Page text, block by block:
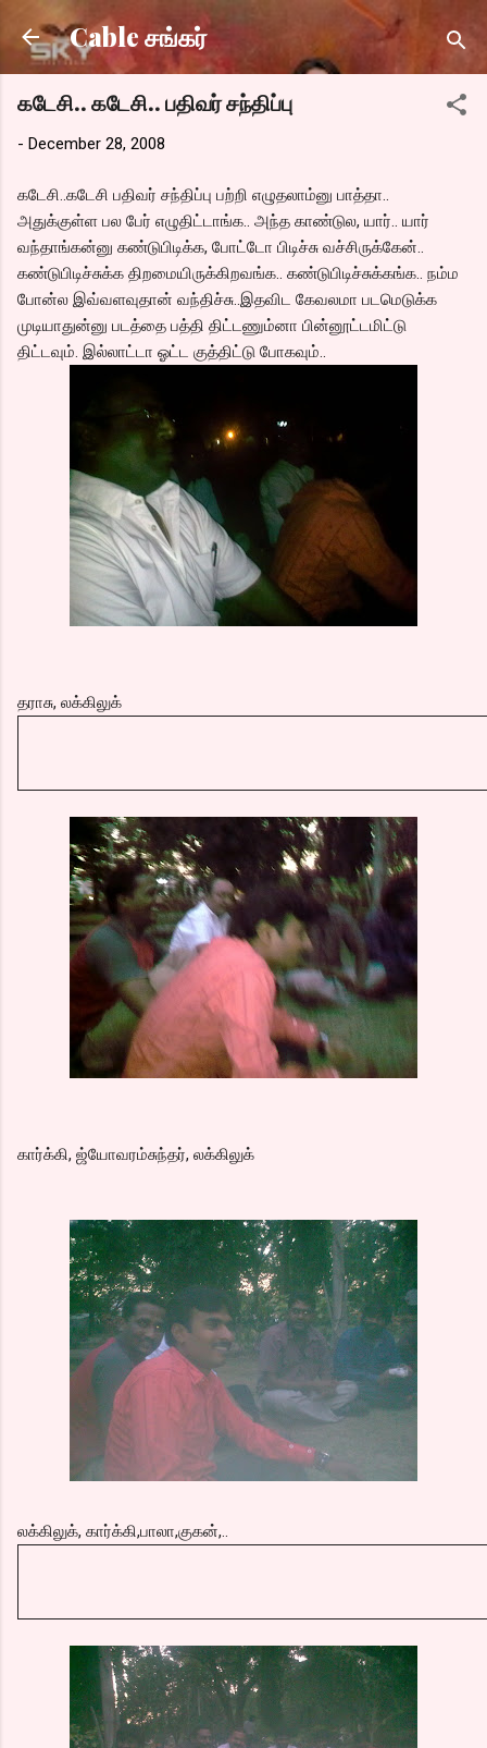
Skip to main content
Cable சங்கர்
கடேசி.. கடேசி.. பதிவர் சந்திப்பு
- December 28, 2008
கடேசி..கடேசி பதிவர் சந்திப்பு பற்றி எழுதலாம்னு பாத்தா..
அதுக்குள்ள பல பேர் எழுதிட்டாங்க.. அந்த காண்டுல, யார்.. யார்
வந்தாங்கன்னு கண்டுபிடிக்க, போட்டோ பிடிச்சு வச்சிருக்கேன்..
கண்டுபிடிச்சுக்க திறமையிருக்கிறவங்க.. கண்டுபிடிச்சுக்கங்க.. நம்ம
போன்ல இவ்வளவுதான் வந்திச்சு..இதவிட கேவலமா படமெடுக்க
முடியாதுன்னு படத்தை பத்தி திட்டணும்னா பின்னூட்டமிட்டு
திட்டவும். இல்லாட்டா ஓட்ட குத்திட்டு போகவும்..
தராசு, லக்கிலுக்
கார்க்கி, ஜ்யோவரம்சுந்தர், லக்கிலுக்
லக்கிலுக், கார்க்கி,பாலா,குகன்,..